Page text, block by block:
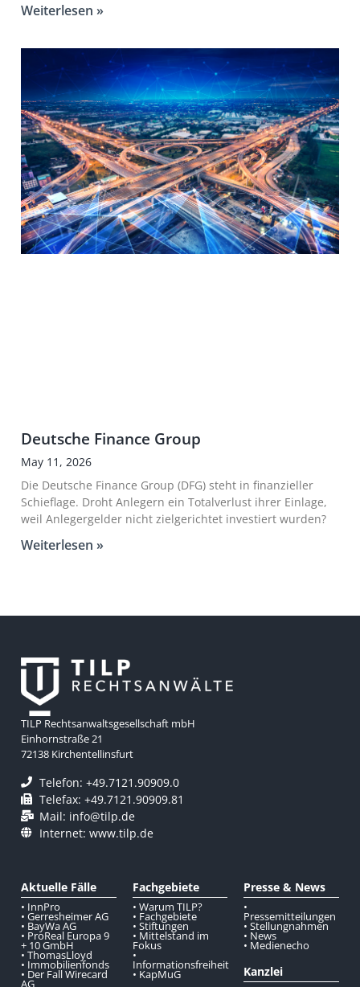
Weiterlesen »
Deutsche Finance Group
May 11, 2026
Die Deutsche Finance Group (DFG) steht in finanzieller
Schieflage. Droht Anlegern ein Totalverlust ihrer Einlage,
weil Anlegergelder nicht zielgerichtet investiert wurden?
Weiterlesen »
TILP Rechtsanwaltsgesellschaft mbH
Einhornstraße 21
72138 Kirchentellinsfurt
Telefon: +49.7121.90909.0
Telefax: +49.7121.90909.81
Mail: info@tilp.de
Internet: www.tilp.de
Aktuelle Fälle
• InnPro
• Gerresheimer AG
• BayWa AG
• ProReal Europa 9
+ 10 GmbH
• ThomasLloyd
• Immobilienfonds
• Der Fall Wirecard
AG
Fachgebiete
• Warum TILP?
• Fachgebiete
• Stiftungen
• Mittelstand im
Fokus
•
Informationsfreiheit
• KapMuG
Presse & News
•
Pressemitteilungen
• Stellungnahmen
• News
• Medienecho
Kanzlei